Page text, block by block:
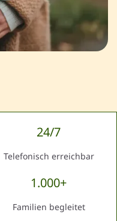
24/7
Telefonisch erreichbar
1.000+
Familien begleitet